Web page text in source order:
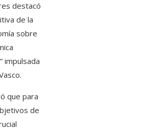
destacó
de la
sobre
impulsada
que para
de